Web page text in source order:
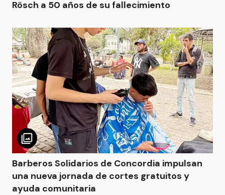
Rösch a 50 años de su fallecimiento
Barberos Solidarios de Concordia impulsan
una nueva jornada de cortes gratuitos y
ayuda comunitaria